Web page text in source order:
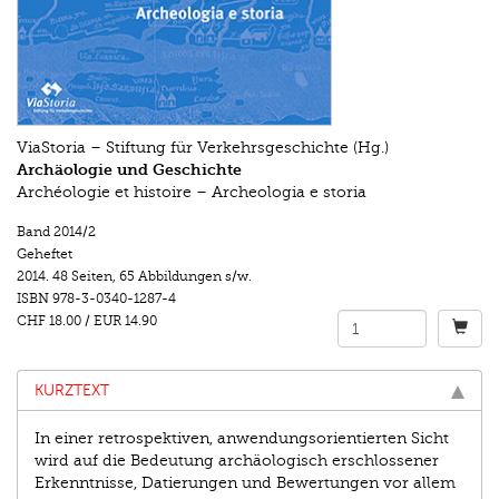
ViaStoria – Stiftung für Verkehrsgeschichte (Hg.)
Archäologie und Geschichte
Archéologie et histoire – Archeologia e storia
Band 2014/2
Geheftet
2014. 48 Seiten, 65 Abbildungen s/w.
ISBN 978-3-0340-1287-4
CHF 18.00 / EUR 14.90
KURZTEXT
In einer retrospektiven, anwendungsorientierten Sicht
wird auf die Bedeutung archäologisch erschlossener
Erkenntnisse, Datierungen und Bewertungen vor allem